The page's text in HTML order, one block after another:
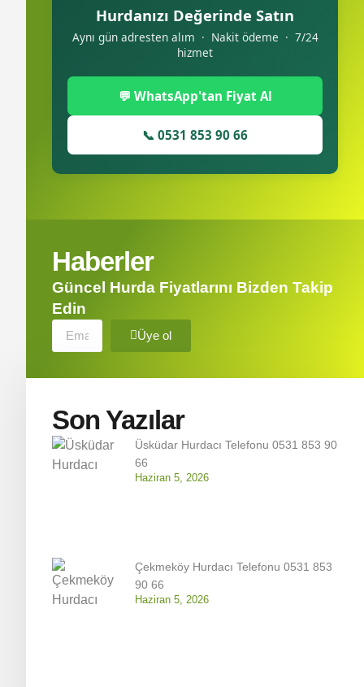
Hurdanızı Değerinde Satın
Aynı gün adresten alım · Nakit ödeme · 7/24
hizmet
💬 WhatsApp'tan Fiyat Al
📞 0531 853 90 66
Haberler
Güncel Hurda Fiyatlarını Bizden Takip
Edin
Üye ol
Son Yazılar
Üsküdar Hurdacı Telefonu 0531 853 90
66
Haziran 5, 2026
Çekmeköy Hurdacı Telefonu 0531 853
90 66
Haziran 5, 2026